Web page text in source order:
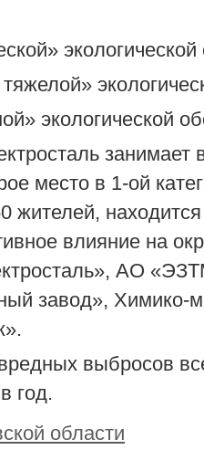
экологической
занимает
место в 1-ой
жителей,
влияние на
АО
завод», Химико-
выбросов
год.
области